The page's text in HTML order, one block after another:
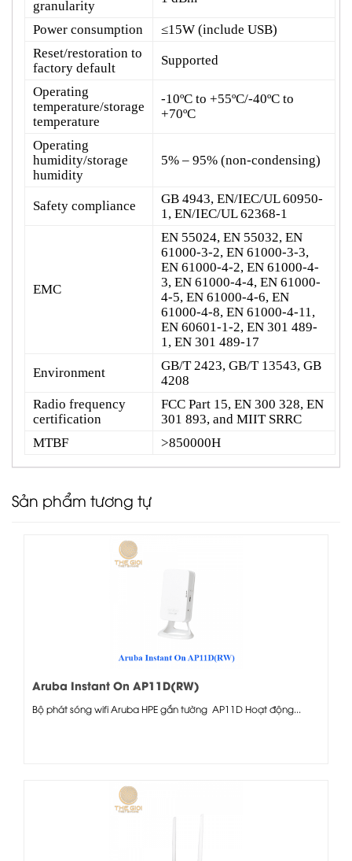
granularity
Power consumption
≤15W (include USB)
Reset/restoration to
factory default
Supported
Operating
temperature/storage
temperature
-10ºC to +55ºC/-40ºC to
+70ºC
Operating
humidity/storage
humidity
5% – 95% (non-condensing)
Safety compliance
GB 4943, EN/IEC/UL 60950-
1, EN/IEC/UL 62368-1
EMC
EN 55024, EN 55032, EN
61000-3-2, EN 61000-3-3,
EN 61000-4-2, EN 61000-4-
3, EN 61000-4-4, EN 61000-
4-5, EN 61000-4-6, EN
61000-4-8, EN 61000-4-11,
EN 60601-1-2, EN 301 489-
1, EN 301 489-17
Environment
GB/T 2423, GB/T 13543, GB
4208
Radio frequency
certification
FCC Part 15, EN 300 328, EN
301 893, and MIIT SRRC
MTBF
>850000H
Sản phẩm tương tự
Aruba Instant On AP11D(RW)
Bộ phát sóng wifi Aruba HPE gắn tường AP11D Hoạt động...